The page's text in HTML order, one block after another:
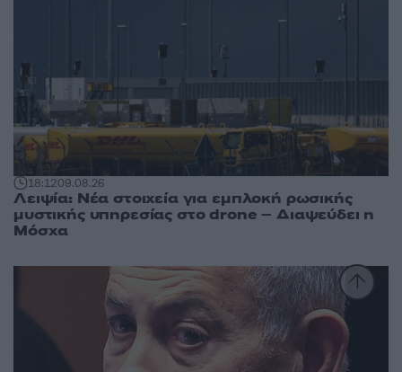
18:1209.08.26
Λειψία: Νέα στοιχεία για εμπλοκή ρωσικής
μυστικής υπηρεσίας στο drone – Διαψεύδει η
Μόσχα